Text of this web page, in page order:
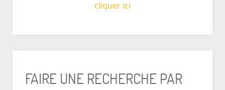
cliquer ici
FAIRE UNE RECHERCHE PAR